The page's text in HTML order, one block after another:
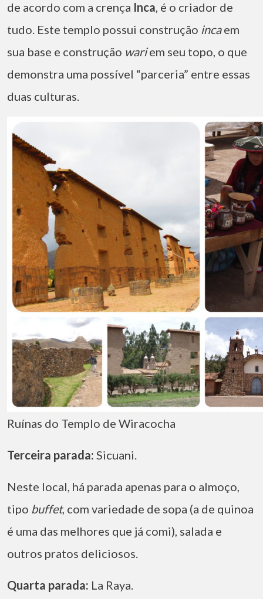
de acordo com a crença Inca, é o criador de
tudo. Este templo possui construção incaem
sua base e construção wariem seu topo, o que
demonstra uma possível “parceria” entre essas
duas culturas.
Ruínas do Templo de Wiracocha
Terceira parada: Sicuani.
Neste local, há parada apenas para o almoço,
tipo buffet, com variedade de sopa (a de quinoa
é uma das melhores que já comi), salada e
outros pratos deliciosos.
Quarta parada: La Raya.